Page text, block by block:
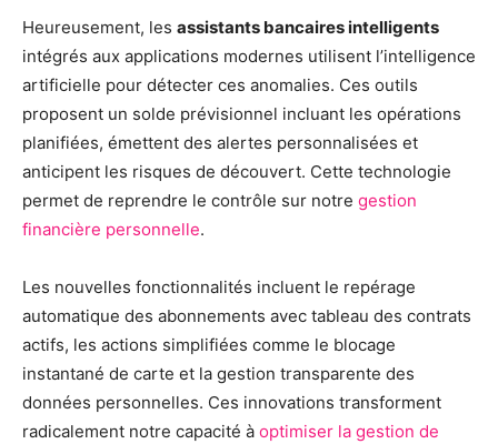
Heureusement, les assistants bancaires intelligents
intégrés aux applications modernes utilisent l’intelligence
artificielle pour détecter ces anomalies. Ces outils
proposent un solde prévisionnel incluant les opérations
planifiées, émettent des alertes personnalisées et
anticipent les risques de découvert. Cette technologie
permet de reprendre le contrôle sur notre gestion
financière personnelle.
Les nouvelles fonctionnalités incluent le repérage
automatique des abonnements avec tableau des contrats
actifs, les actions simplifiées comme le blocage
instantané de carte et la gestion transparente des
données personnelles. Ces innovations transforment
radicalement notre capacité à optimiser la gestion de